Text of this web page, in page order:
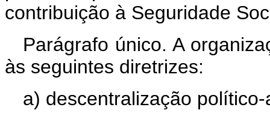
contribuição à Seguridade
Parágrafo único. A
às seguintes diretrizes:
a) descentralização